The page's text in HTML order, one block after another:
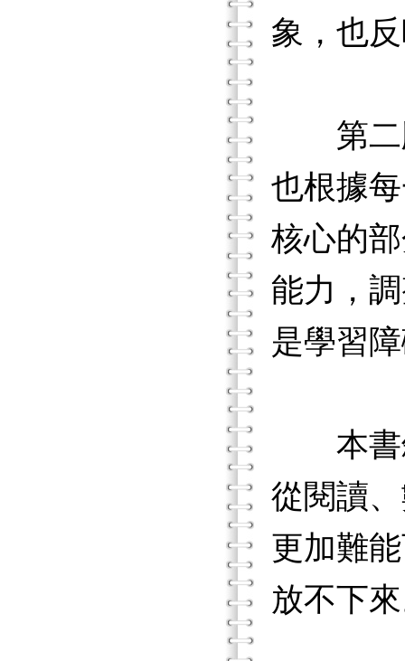
象，也
第二版
也根據
核心的
能力，
是學習
本書敘
從閱讀
更加難
放不下